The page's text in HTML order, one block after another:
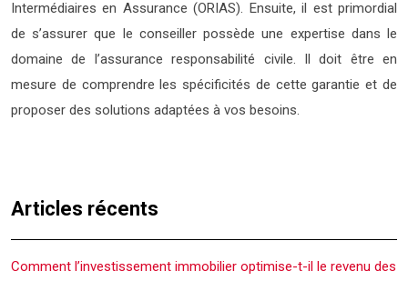
Intermédiaires en Assurance (ORIAS). Ensuite, il est primordial
de s’assurer que le conseiller possède une expertise dans le
domaine de l’assurance responsabilité civile. Il doit être en
mesure de comprendre les spécificités de cette garantie et de
proposer des solutions adaptées à vos besoins.
Articles récents
Comment l’investissement immobilier optimise-t-il le revenu des